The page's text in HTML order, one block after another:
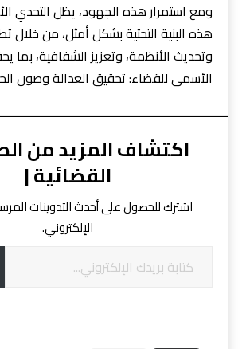
ومع استمرار هذه الجهود، يظل التحدي
هذه البنية التحتية بشكل أمثل، من خلال
وتحديث الأنظمة، وتعزيز الشفافية، بما
الأسمى للقضاء: تحقيق العدالة وصون
اكتشاف المزيد من
القضائية |
اشترك للحصول على أحدث التدوينات
الإلكتروني.